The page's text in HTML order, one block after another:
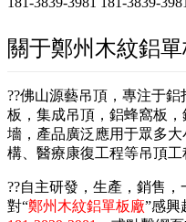
關于鄭州木紋鋁
??佛山源藝吊頂，專注于
板，集成吊頂，鋁蜂窩板
墻，產品廣泛應用于眾多
構、醫療康復工程等吊頂工
??自主研發，生產，銷售
對“鄭州木紋鋁單板廠”感興